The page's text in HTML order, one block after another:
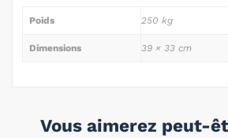
Poids 250 kg
Dimensions 39 × 33 cm
Vous aimerez peut-